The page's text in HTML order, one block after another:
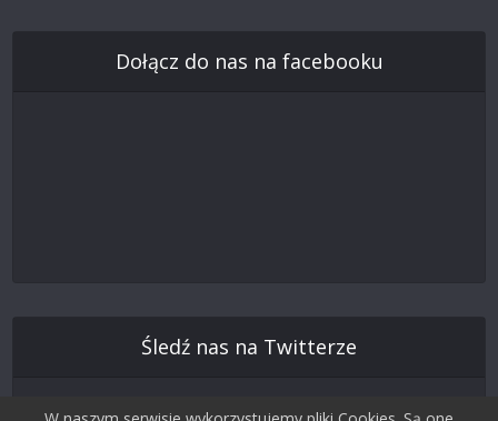
Dołącz do nas na facebooku
Śledź nas na Twitterze